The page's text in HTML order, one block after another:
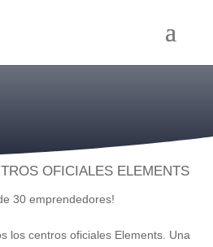
OFICIALES ELEMENTS
30 emprendedores!
los centros oficiales Elements. Una